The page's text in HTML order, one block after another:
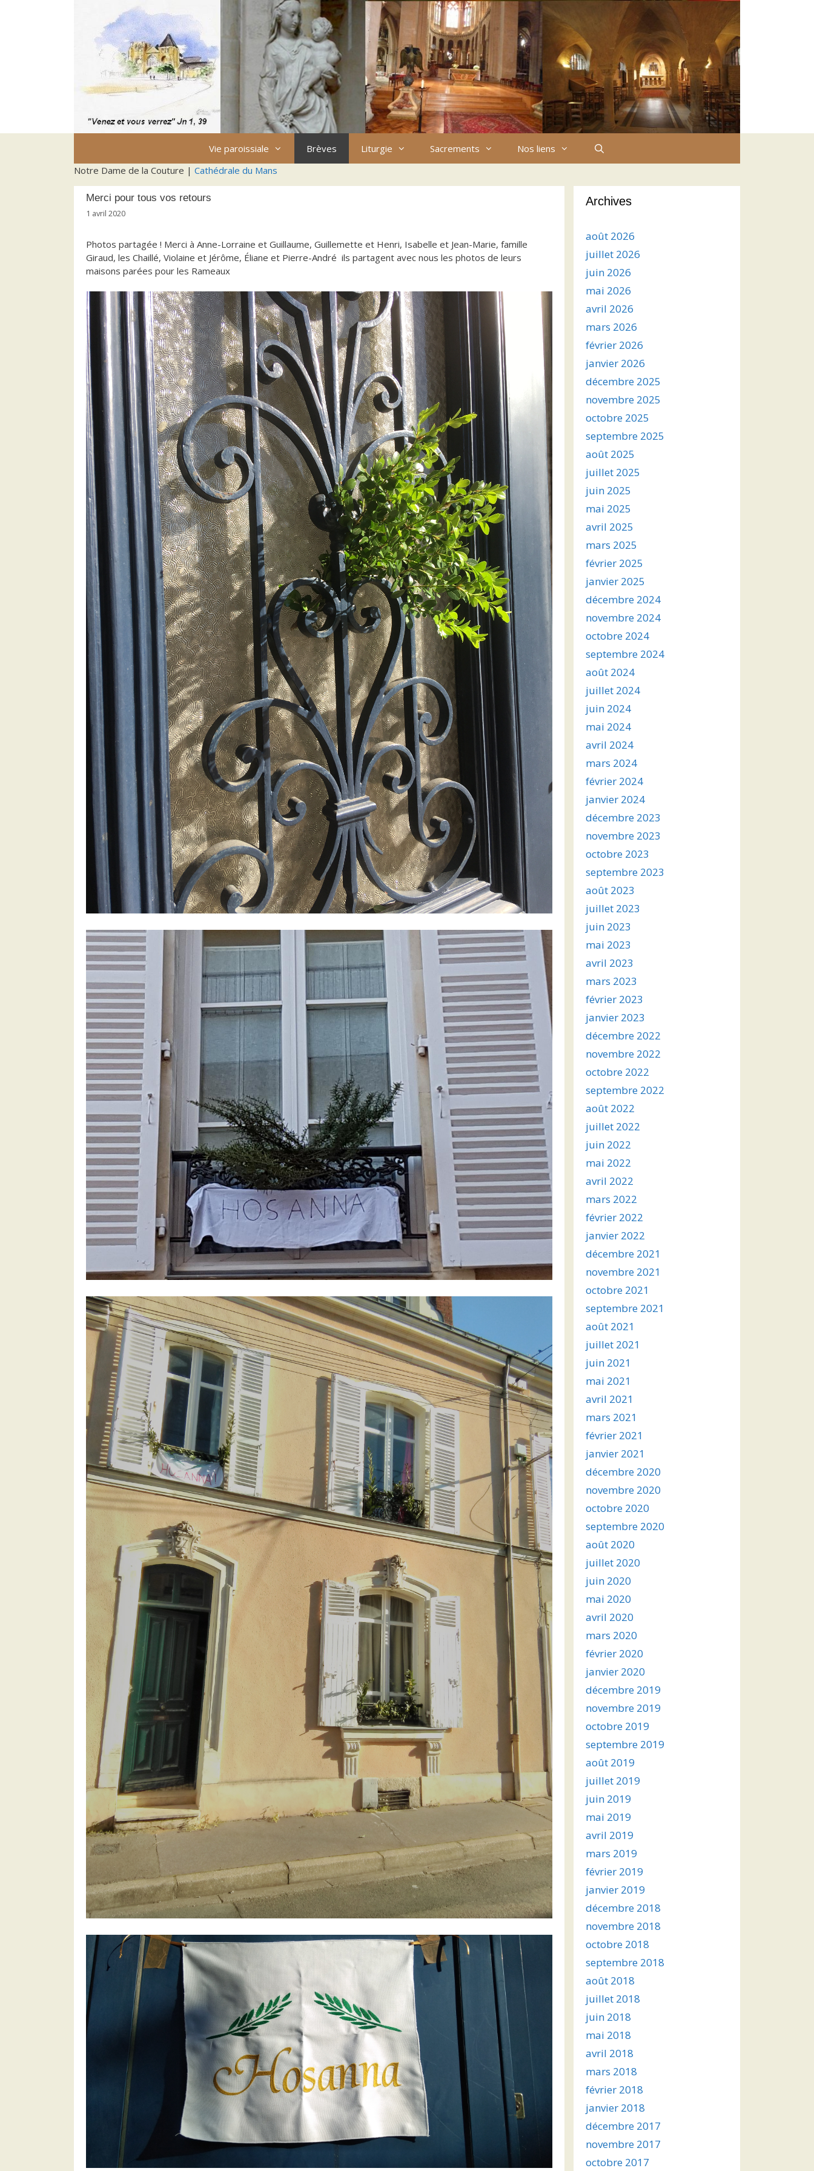
Vie paroissiale Brèves Liturgie Sacrements
Nos liens
Notre Dame de la Couture | Cathédrale du Mans
Merci pour tous vos retours
1 avril 2020
Photos partagée ! Merci à Anne-Lorraine et Guillaume, Guillemette et Henri, Isabelle et Jean-Marie, famille
Giraud, les Chaillé, Violaine et Jérôme, Éliane et Pierre-André ils partagent avec nous les photos de leurs
maisons parées pour les Rameaux
Archives
août 2026
juillet 2026
juin 2026
mai 2026
avril 2026
mars 2026
février 2026
janvier 2026
décembre 2025
novembre 2025
octobre 2025
septembre 2025
août 2025
juillet 2025
juin 2025
mai 2025
avril 2025
mars 2025
février 2025
janvier 2025
décembre 2024
novembre 2024
octobre 2024
septembre 2024
août 2024
juillet 2024
juin 2024
mai 2024
avril 2024
mars 2024
février 2024
janvier 2024
décembre 2023
novembre 2023
octobre 2023
septembre 2023
août 2023
juillet 2023
juin 2023
mai 2023
avril 2023
mars 2023
février 2023
janvier 2023
décembre 2022
novembre 2022
octobre 2022
septembre 2022
août 2022
juillet 2022
juin 2022
mai 2022
avril 2022
mars 2022
février 2022
janvier 2022
décembre 2021
novembre 2021
octobre 2021
septembre 2021
août 2021
juillet 2021
juin 2021
mai 2021
avril 2021
mars 2021
février 2021
janvier 2021
décembre 2020
novembre 2020
octobre 2020
septembre 2020
août 2020
juillet 2020
juin 2020
mai 2020
avril 2020
mars 2020
février 2020
janvier 2020
décembre 2019
novembre 2019
octobre 2019
septembre 2019
août 2019
juillet 2019
juin 2019
mai 2019
avril 2019
mars 2019
février 2019
janvier 2019
décembre 2018
novembre 2018
octobre 2018
septembre 2018
août 2018
juillet 2018
juin 2018
mai 2018
avril 2018
mars 2018
février 2018
janvier 2018
décembre 2017
novembre 2017
octobre 2017